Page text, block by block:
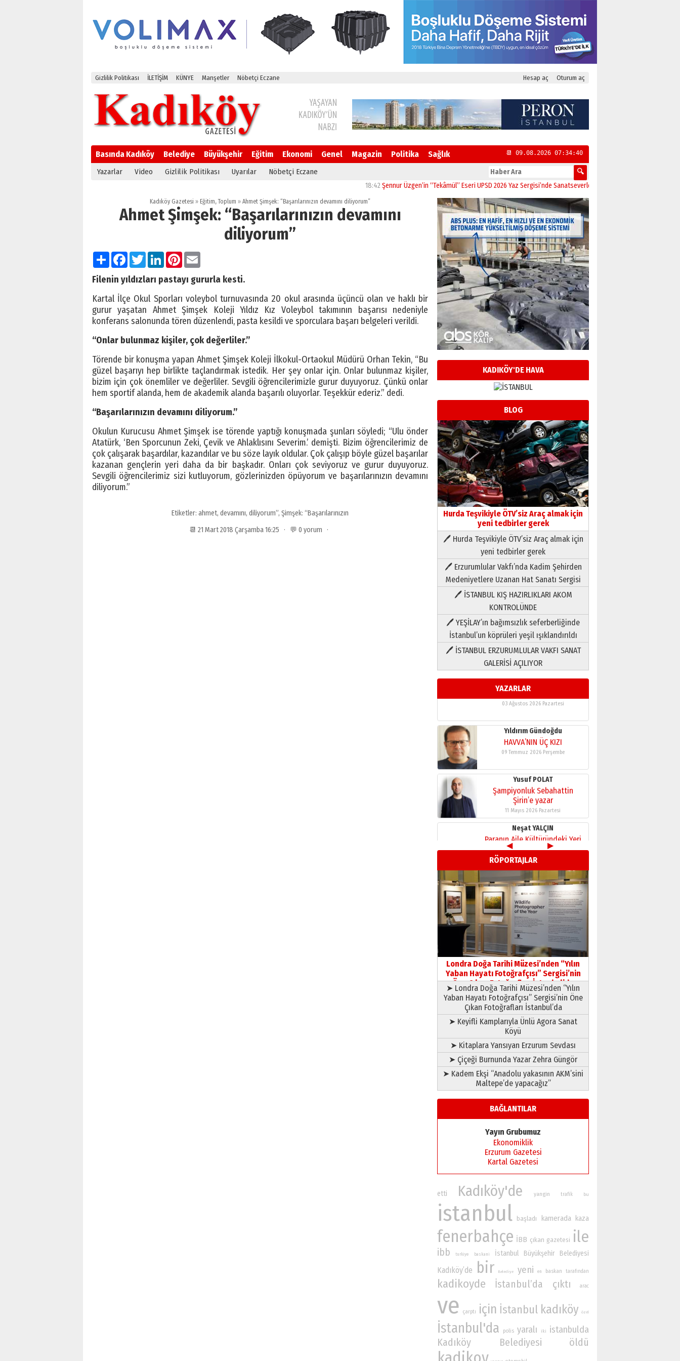
Gizlilik Politikası İLETİŞİM KÜNYE Manşetler Nöbetçi Eczane Hesap aç Oturum aç
Basında Kadıköy Belediye Büyükşehir Eğitim Ekonomi Genel Magazin Politika Sağlık 📆 09.08.2026 07:34:41
Yazarlar Video Gizlilik Politikası Uyarılar Nöbetçi Eczane
Şennur Üzgen’in “Tekâmül” Eseri UPSD 2026 Yaz Sergisi’nde Sanatseverlerle Buluştu
Kadıköy Gazetesi » Eğitim,Toplum » Ahmet Şimşek: “Başarılarınızın devamını diliyorum”
Ahmet Şimşek: “Başarılarınızın devamını
diliyorum”
PaylaşFacebook
TwitterLinkedInPinterest
Filenin yıldızları pastayı gururla kesti.
Kartal İlçe Okul Sporları voleybol turnuvasında 20 okul arasında üçüncü olan ve haklı bir
gurur yaşatan Ahmet Şimşek Koleji Yıldız Kız Voleybol takımının başarısı nedeniyle
konferans salonunda tören düzenlendi, pasta kesildi ve sporculara başarı belgeleri verildi.
“Onlar bulunmaz kişiler, çok değerliler.”
Törende bir konuşma yapan Ahmet Şimşek Koleji İlkokul-Ortaokul Müdürü Orhan Tekin, “Bu
güzel başarıyı hep birlikte taçlandırmak istedik. Her şey onlar için. Onlar bulunmaz kişiler,
bizim için çok önemliler ve değerliler. Sevgili öğrencilerimizle gurur duyuyoruz. Çünkü onlar
hem sportif alanda, hem de akademik alanda başarılı oluyorlar. Teşekkür ederiz.” dedi.
“Başarılarınızın devamını diliyorum.”
Okulun Kurucusu Ahmet Şimşek ise törende yaptığı konuşmada şunları söyledi; “Ulu önder
Atatürk, ‘Ben Sporcunun Zeki, Çevik ve Ahlaklısını Severim.’ demişti. Bizim öğrencilerimiz de
çok çalışarak başardılar, kazandılar ve bu söze layık oldular. Çok çalışıp böyle güzel başarılar
kazanan gençlerin yeri daha da bir başkadır. Onları çok seviyoruz ve gurur duyuyoruz.
Sevgili öğrencilerimiz sizi kutluyorum, gözlerinizden öpüyorum ve başarılarınızın devamını
diliyorum.”
Etiketler: ahmet, devamını, diliyorum”, Şimşek: “Başarılarınızın
📆 21 Mart 2018 Çarşamba 16:25 · 💬 0 yorum ·
KADIKÖY'DE HAVA
BLOG
Hurda Teşvikiyle ÖTV’siz Araç almak için
yeni tedbirler gerek
🖊 Hurda Teşvikiyle ÖTV’siz Araç almak için
yeni tedbirler gerek
🖊 Erzurumlular Vakfı’nda Kadim Şehirden
Medeniyetlere Uzanan Hat Sanatı Sergisi
🖊 İSTANBUL KIŞ HAZIRLIKLARI AKOM
KONTROLÜNDE
🖊 YEŞİLAY’ın bağımsızlık seferberliğinde
İstanbul’un köprüleri yeşil ışıklandırıldı
🖊 İSTANBUL ERZURUMLULAR VAKFI SANAT
GALERİSİ AÇILIYOR
YAZARLAR
Neşat YALÇIN
Paranın Aile Kültüründeki Yeri
03 Ağustos 2026 Pazartesi
Yıldırım Gündoğdu
HAVVA’NIN ÜÇ KIZI
09 Temmuz 2026 Perşembe
Yusuf POLAT
Şampiyonluk Sebahattin
Şirin’e yazar
11 Mayıs 2026 Pazartesi
Neşat YALÇIN
03 Ağustos 2026 Pazartesi
Yıldırım Gündoğdu
09 Temmuz 2026 Perşembe
Yusuf POLAT
Şampiyonluk Sebahattin
Şirin’e yazar
11 Mayıs 2026 Pazartesi
Neşat YALÇIN
Paranın Aile Kültüründeki Yeri
03 Ağustos 2026 Pazartesi
Yıldırım Gündoğdu
HAVVA’NIN ÜÇ KIZI
09 Temmuz 2026 Perşembe
Yusuf POLAT
Şampiyonluk Sebahattin
Şirin’e yazar
11 Mayıs 2026 Pazartesi
◀
▶
RÖPORTAJLAR
Londra Doğa Tarihi Müzesi’nden “Yılın
Yaban Hayatı Fotoğrafçısı” Sergisi’nin
Öne Çıkan Fotoğrafları İstanbul’da
➤ Londra Doğa Tarihi Müzesi’nden “Yılın
Yaban Hayatı Fotoğrafçısı” Sergisi’nin Öne
Çıkan Fotoğrafları İstanbul’da
➤ Keyifli Kamplarıyla Ünlü Agora Sanat
Köyü
➤ Kitaplara Yansıyan Erzurum Sevdası
➤ Çiçeği Burnunda Yazar Zehra Güngör
➤ Kadem Ekşi “Anadolu yakasının AKM’sini
Maltepe’de yapacağız”
BAĞLANTILAR
Yayın Grubumuz
Ekonomiklik
Erzurum Gazetesi
Kartal Gazetesi
etti Kadıköy'de yangin trafik bu
istanbul başladı kamerada kaza
fenerbahçe İBB çıkan gazetesi ile
ibb turkiye baskani İstanbul Büyükşehir Belediyesi
Kadıköy’de bir Belediye yeni en baskan tarafından
kadikoyde İstanbul’da çıktı arac
ve çarptı için İstanbul kadıköy özel
İstanbul'da polis yaralı iki istanbulda
Kadıköy Belediyesi öldü